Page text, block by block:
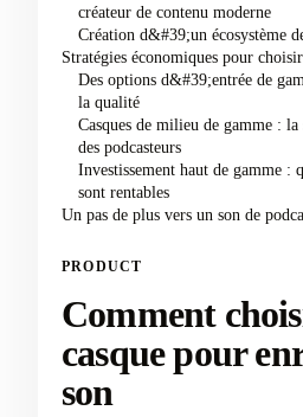
créateur de contenu moderne
Création d&#39;un écosystème
Stratégies économiques pour
Des options d&#39;entrée de
la qualité
Casques de milieu de gamme :
des podcasteurs
Investissement haut de gamme :
sont rentables
Un pas de plus vers un son de
PRODUCT
Comment
casque pour
son